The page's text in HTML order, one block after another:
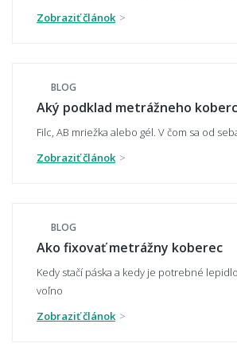
Môžem si nechať zaslať vopred
Robia sa aj metráže z vlny?
📏 Rozmery, rezanie a pokládka
zvyškami, keď sa rola zužuje?
Zobraziť článok
BLOG
Aký podklad metrážneho
Filc, AB mriežka alebo gél. V čom sa od
Zobraziť článok
BLOG
Ako fixovať metrážny koberec
Kedy stačí páska a kedy je potrebné
voľno
Zobraziť článok